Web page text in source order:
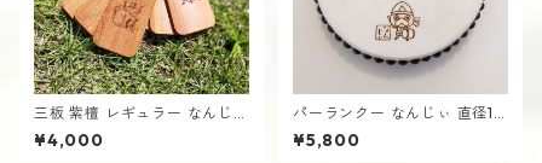
三板 紫檀 レギュラー なんじぃ
（エイサー）さんば 沖縄 南城
市
¥4,000
パーランクー なんじぃ 直径18
cm バチ付き 水牛皮製 エイサ
ー用 太鼓 沖縄 南城市
¥5,800